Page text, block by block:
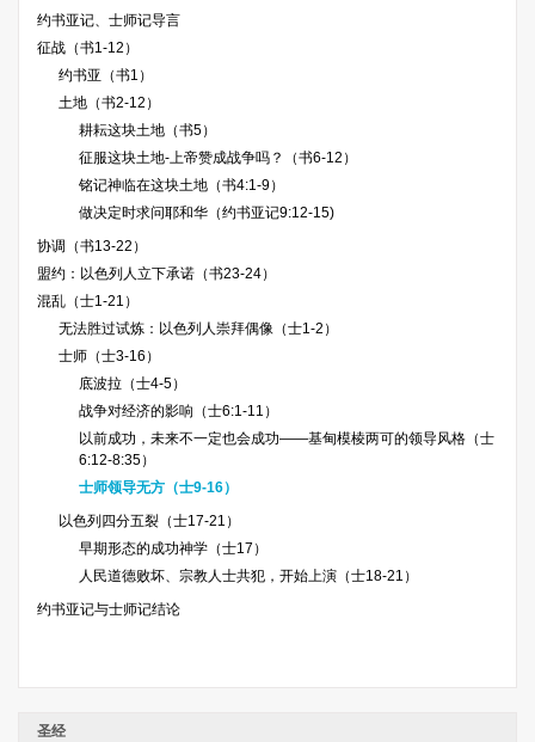
约书亚记、士师记导言
征战（书1-12）
约书亚（书1）
土地（书2-12）
耕耘这块土地（书5）
征服这块土地-上帝赞成战争吗？（书6-12）
铭记神临在这块土地（书4:1-9）
做决定时求问耶和华（约书亚记9:12-15)
协调（书13-22）
盟约：以色列人立下承诺（书23-24）
混乱（士1-21）
无法胜过试炼：以色列人崇拜偶像（士1-2）
士师（士3-16）
底波拉（士4-5）
战争对经济的影响（士6:1-11）
以前成功，未来不一定也会成功——基甸模棱两可的领导风格（士
6:12-8:35）
士师领导无方（士9-16）
以色列四分五裂（士17-21）
早期形态的成功神学（士17）
人民道德败坏、宗教人士共犯，开始上演（士18-21）
约书亚记与士师记结论
圣经